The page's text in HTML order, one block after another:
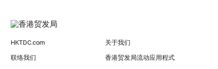
HKTDC.com 关于我们
联络我们 香港贸发局流动应用程式